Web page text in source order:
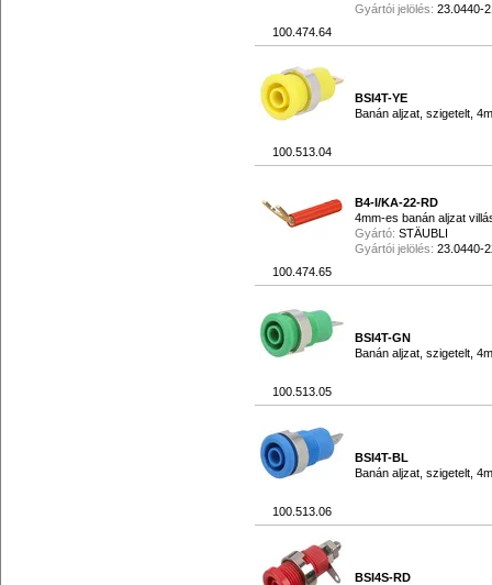
100.474.64
Gyártói jelölés: 23.0440-
100.513.04
BSI4T-YE
Banán aljzat, szigetelt,
100.474.65
B4-I/KA-22-RD
4mm-es banán aljzat
Gyártó: STÄUBLI
Gyártói jelölés: 23.0440-
100.513.05
BSI4T-GN
Banán aljzat, szigetelt,
100.513.06
BSI4T-BL
Banán aljzat, szigetelt,
BSI4S-RD